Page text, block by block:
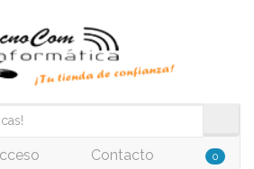
Contacto 0